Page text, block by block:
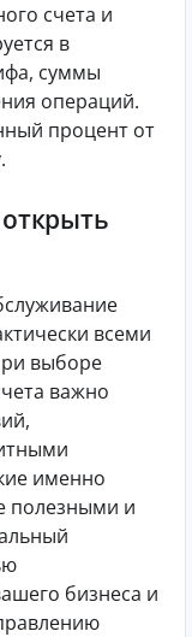
счета и
в
суммы
операций.
процент от
всеми
выборе
важно
именно
полезными и
бизнеса и